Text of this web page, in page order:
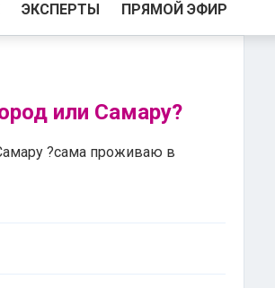
ЭКСПЕРТЫ ПРЯМОЙ ЭФИР
или Самару?
?сама проживаю в